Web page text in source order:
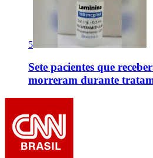
5
Sete pacientes que
morreram durante